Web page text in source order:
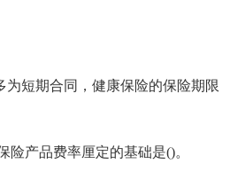
短期合同，健康保险的保险期限
产品费率厘定的基础是()。